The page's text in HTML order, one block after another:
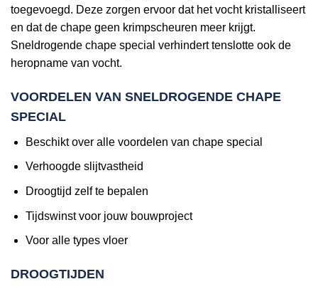
toegevoegd. Deze zorgen ervoor dat het vocht kristalliseert
en dat de chape geen krimpscheuren meer krijgt.
Sneldrogende chape special verhindert tenslotte ook de
heropname van vocht.
VOORDELEN VAN SNELDROGENDE CHAPE
SPECIAL
Beschikt over alle voordelen van chape special
Verhoogde slijtvastheid
Droogtijd zelf te bepalen
Tijdswinst voor jouw bouwproject
Voor alle types vloer
DROOGTIJDEN